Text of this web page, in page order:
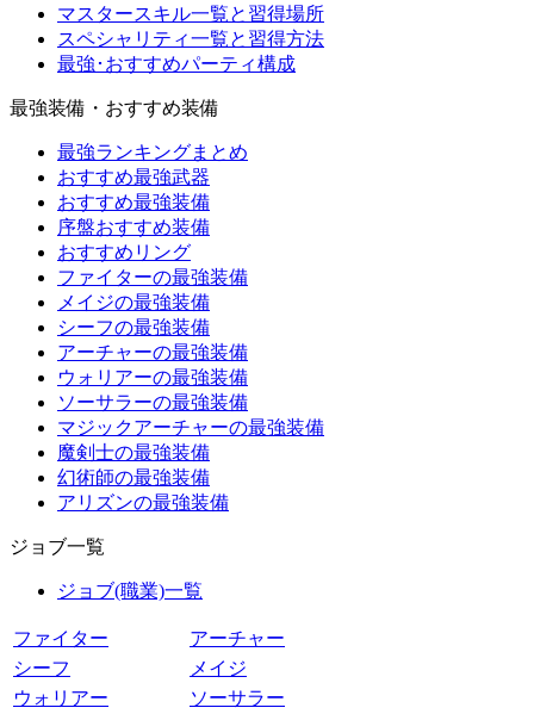
マスタースキル一覧と習得場所
スペシャリティ一覧と習得方法
最強･おすすめパーティ構成
最強装備・おすすめ装備
最強ランキングまとめ
おすすめ最強武器
おすすめ最強装備
序盤おすすめ装備
おすすめリング
ファイターの最強装備
メイジの最強装備
シーフの最強装備
アーチャーの最強装備
ウォリアーの最強装備
ソーサラーの最強装備
マジックアーチャーの最強装備
魔剣士の最強装備
幻術師の最強装備
アリズンの最強装備
ジョブ一覧
ジョブ(職業)一覧
ファイター
アーチャー
シーフ
メイジ
ウォリアー
ソーサラー